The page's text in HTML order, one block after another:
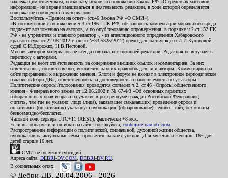
надлежащим ответчиком, поскольку исходя из положений Закона РФ «О средствах массовой
информации» не вправе вмешиваться в деятельность редакции, в ходе которой определяется
содержание сообщений и материалов».
Воспользуйтесь «Правом на ответ» (ст.46 Закона РФ «О СМИ»).
«В соответствии с положением ч.3 ст.196 ГПК РФ, обязанность компенсации морального вреда
подлежит возложению на авторов, а по опубликованию опровержения, в порядке ч.2 ст.152 ГК
РФ - на учредителя и главного редактор», - из апелляционного определения Хабаровского
краевого суда от 22.08.2012 г. (дело №33-5325/2012) председательствующего И.И.Куликовой,
судей С.И.Дорожко, Н.В.Пестовой.
Мнения авторов материалов не всегда совпадают с позицией редакции. Редакция не вступает в
переписку с авторами.
Редакция не несет ответственность за содержание внешних ссылок и комментариев. За них
ответственны, соответственно, исключительно их правообладатели и авторы. Комментарии на
сайте приравнены к выражению мнения. Блоги и форум не входят в электронное периодическое
издание «Дебри-ДВ», ответственность за достоверность и наполняемость несут авторы.
Политические опросы/голосования проводятся согласно ч.2. ст.46 «Опросы общественного
мнения» Федерального закона от 12.06.2002 г. № 67-ФЗ «Об основных гарантиях
избирательных прав и права на участие в референдуме граждан Российской Федерации»;
считать, там где не указано: лицо (лица), заказавшее (заказавших) проведение опроса и
оплатившее (оплативших) указанную публикацию (обнародование) - едино - сайт, без оплаты -
безвозмездно/бесплатно.
Часовой пояс сервера UTC+11 (AEST), фактически +8 мск.
Если вы обнаружили ошибки на сайте, пожалуйста, сообщите нам об этом
Распространение информации о политической, социальной, духовной жизни общества,
публикации на актуальные темы, просветительские функции. Для мужчин и женщин. 16+ для
детей старше 16 лет.
СМИ не получает субсидий.
Адреса сайта: DEBRI-DV.COM DEBRI-DV.RU
В социальных сетях:
© Дебри-ДВ, 20.04.2006 - 2026